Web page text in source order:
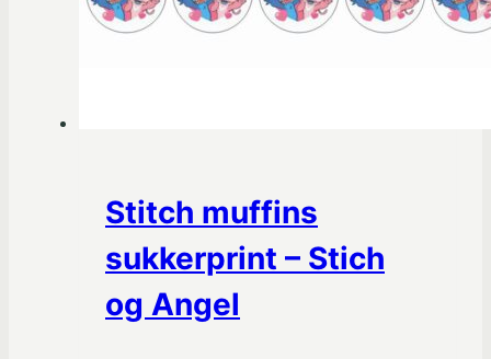
Stitch muffins
sukkerprint – Stich
og Angel